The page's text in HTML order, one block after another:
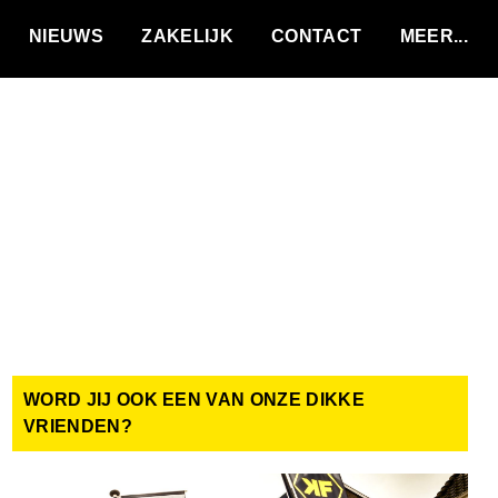
NIEUWS ZAKELIJK CONTACT
WORD JIJ OOK EEN VAN ONZE DIKKE
VRIENDEN?